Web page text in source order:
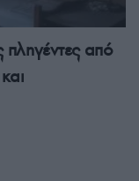
πληγέντες από